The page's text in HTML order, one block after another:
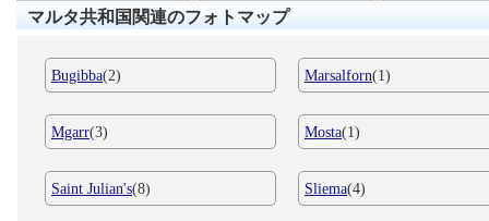
マルタ共和国関連のフォトマップ
Bugibba(2) Marsalforn(1)
Mgarr(3) Mosta(1)
Saint Julian's(8) Sliema(4)